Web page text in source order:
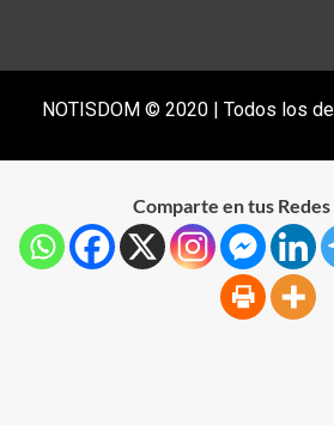
NOTISDOM © 2020 | Todos los
Comparte en tus Redes